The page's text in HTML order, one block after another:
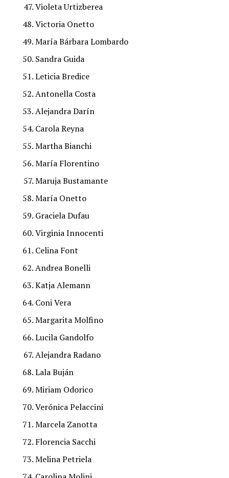
Violeta Urtizberea
Victoria Onetto
María Bárbara Lombardo
Sandra Guida
Leticia Bredice
Antonella Costa
Alejandra Darín
Carola Reyna
Martha Bianchi
María Florentino
Maruja Bustamante
María Onetto
Graciela Dufau
Virginia Innocenti
Celina Font
Andrea Bonelli
Katja Alemann
Coni Vera
Margarita Molfino
Lucila Gandolfo
Alejandra Radano
Lala Buján
Miriam Odorico
Verónica Pelaccini
Marcela Zanotta
Florencia Sacchi
Melina Petriela